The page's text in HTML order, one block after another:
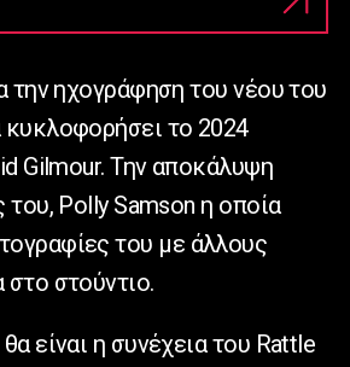
την ηχογράφηση του νέου του
το 2024
Gilmour. Την αποκάλυψη
του, Polly Samson η οποία
του με άλλους
στούντιο.
είναι η συνέχεια του Rattle